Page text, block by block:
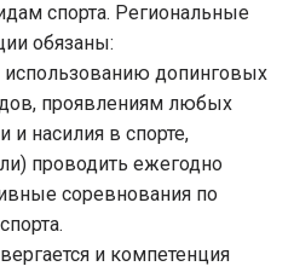
спорта. Региональные
обязаны:
использованию допинговых
проявлениям любых
насилия в спорте,
проводить ежегодно
соревнования по
и компетенция